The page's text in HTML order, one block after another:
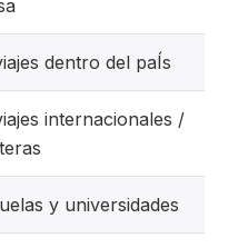
dentro del paÍs
internacionales /
y universidades